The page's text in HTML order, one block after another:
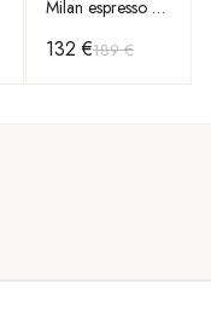
Milan espresso à
en bois massif
132 €189 €